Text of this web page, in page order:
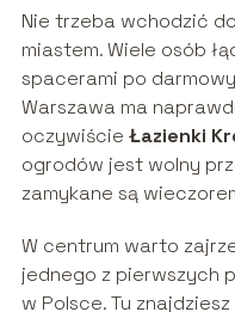
Nie trzeba wchodzić
miastem. Wiele osób
spacerami po
Warszawa ma
oczywiście Łazienki
ogrodów jest wolny
zamykane są
W centrum warto
jednego z pierwszych
w Polsce. Tu znajdziesz